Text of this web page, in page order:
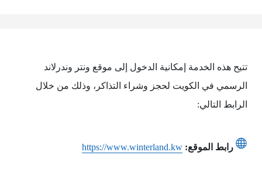
تتيح هذه الخدمة إمكانية الدخول إلى موقع ونتر وندرلاند
الرسمي في الكويت لحجز وشراء التذاكر، وذلك من خلال
الرابط التالي:
رابط الموقع: https://www.winterland.kw